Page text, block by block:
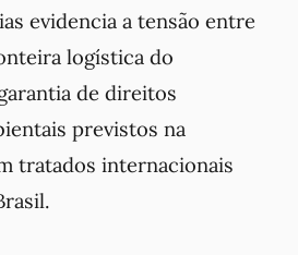
evidencia a tensão entre
logística do
de direitos
previstos na
tratados internacionais